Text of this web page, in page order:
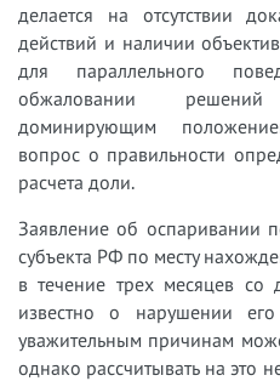
делается на отсутствии
действий и наличии
для параллельного
обжаловании
доминирующим
вопрос о правильности
расчета доли.
Заявление об оспаривании
субъекта РФ по месту
в течение трех месяцев со
известно о нарушении
уважительным причинам
однако рассчитывать на это